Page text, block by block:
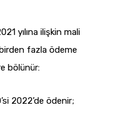
yılına ilişkin mali
birden fazla ödeme
bölünür:
2022’de ödenir;